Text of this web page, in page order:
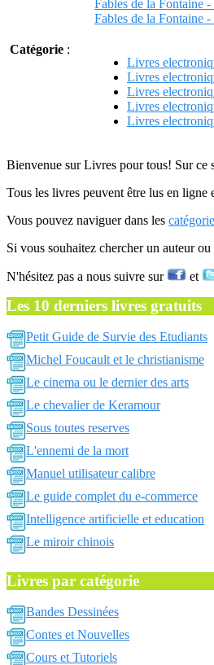
Fables de la Fontaine -
Fables de la Fontaine -
Catégorie :
Livres
Livres
Livres
Livres
Livres
Bienvenue sur Livres pour tous! Sur ce
Tous les livres peuvent être lus en ligne
Vous pouvez naviguer dans les
Si vous souhaitez chercher un auteur
N'hésitez pas a nous suivre sur et
Les 10 derniers livres gratuits
Petit Guide de Survie des Etudiants
Michel Foucault et le christianisme
Le cinema ou le dernier des arts
Le chevalier de Keramour
Sous toutes reserves
L'ennemi de la mort
Manuel utilisateur calibre
Le guide complet du e-commerce
Intelligence artificielle et education
Le miroir chinois
Livres par catégorie
Bandes Dessinées
Contes et Nouvelles
Cours et Tutoriels